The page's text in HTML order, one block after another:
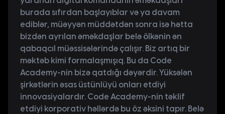
burada sıfırdan başlayıblar və ya davam
ediblər, müəyyən müddətdən sonra isə hətta
bizdən ayrılan əməkdaşlar belə ölkənin ən
qabaqcıl müəssisələrində çalışır. Biz artıq bir
məktəb kimi formalaşmışıq. Bu da Code
Academy-nin bizə qatdığı dəyərdir. Yüksələn
şirkətlərin əsas üstünlüyü onları etdiyi
innovasiyalardır. Code Academy-nin təklif
etdiyi korporativ həllərdə bu öz əksini tapır. Belə